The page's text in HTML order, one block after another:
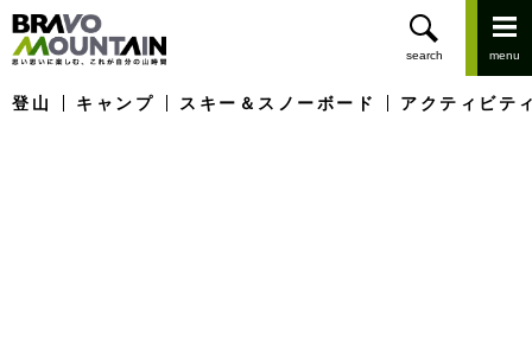
登山 キャンプ スキー＆スノーボード アクティビテ